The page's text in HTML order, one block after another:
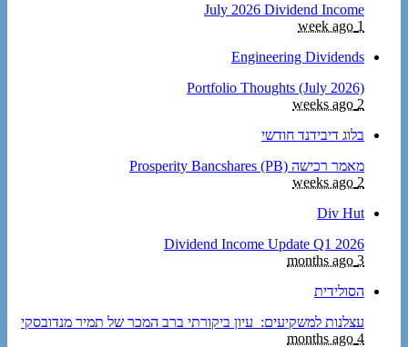
July 2026 Dividend Income
1 week ago
Engineering Dividends
Portfolio Thoughts (July 2026)
2 weeks ago
בלוג דיבידנד חודשי
מאמר רכישה Prosperity Bancshares (PB)
2 weeks ago
Div Hut
Dividend Income Update Q1 2026
3 months ago
הסולידית
עצלנות למשקיעים: עיון ביקורתי ברב המכר של תמיר מנדובסקי
4 months ago